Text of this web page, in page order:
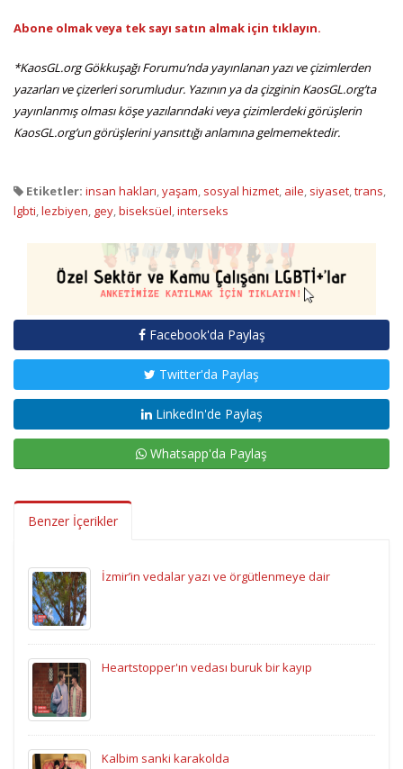
Abone olmak veya tek sayı satın almak için tıklayın.
*KaosGL.org Gökkuşağı Forumu’nda yayınlanan yazı ve çizimlerden
yazarları ve çizerleri sorumludur. Yazının ya da çizginin KaosGL.org’ta
yayınlanmış olması köşe yazılarındaki veya çizimlerdeki görüşlerin
KaosGL.org’un görüşlerini yansıttığı anlamına gelmemektedir.
Etiketler: insan hakları,yaşam, sosyal hizmet, aile, siyaset,trans,
lgbti,lezbiyen, gey,biseksüel,interseks
Facebook'da Paylaş
Twitter'da Paylaş
LinkedIn'de Paylaş
Whatsapp'da Paylaş
Benzer İçerikler
İzmir’in vedalar yazı ve örgütlenmeye dair
Heartstopper'ın vedası buruk bir kayıp
Kalbim sanki karakolda